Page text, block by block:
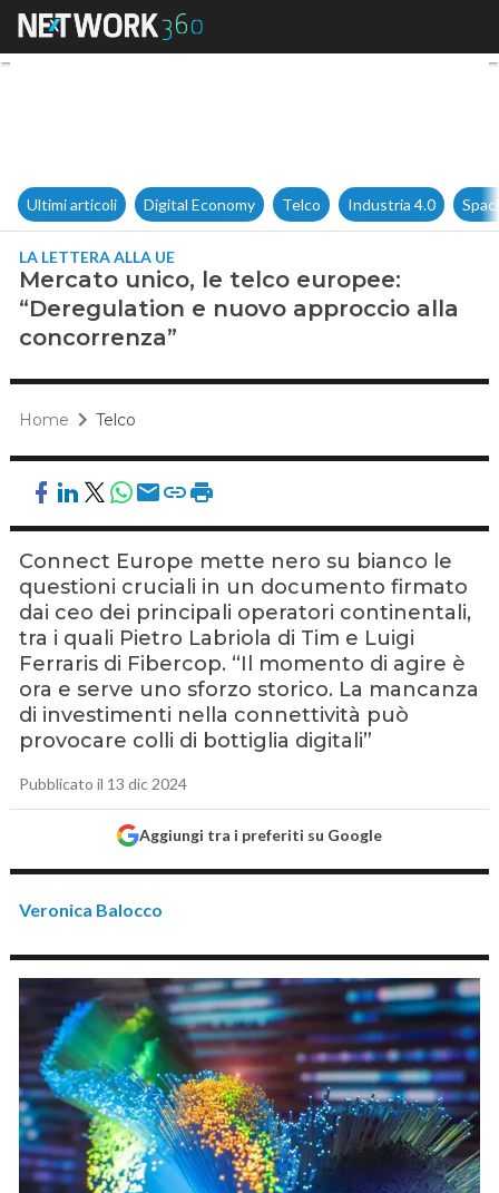
Mercato unico, le telco
Ultimi articoli Digital Economy Telco Industria 4.0
LA LETTERA ALLA UE
Mercato unico, le telco europee:
“Deregulation e nuovo approccio alla
concorrenza”
Home Telco
Connect Europe mette nero su bianco le
questioni cruciali in un documento firmato
dai ceo dei principali operatori continentali,
tra i quali Pietro Labriola di Tim e Luigi
Ferraris di Fibercop. “Il momento di agire è
ora e serve uno sforzo storico. La mancanza
di investimenti nella connettività può
provocare colli di bottiglia digitali”
Pubblicato il 13 dic 2024
Aggiungi tra i preferiti su Google
Veronica Balocco